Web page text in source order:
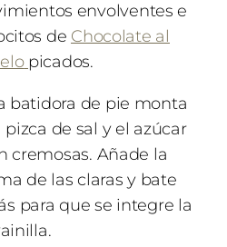
envolventes e
de Chocolate al
picados.
batidora de pie monta
de sal y el azúcar
cremosas. Añade la
de las claras y bate
para que se integre la